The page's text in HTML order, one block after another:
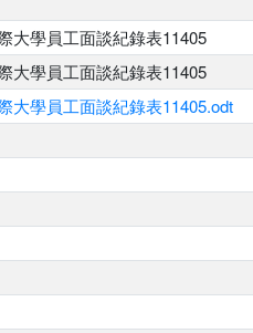
大學員工面談紀錄表11405
大學員工面談紀錄表11405
大學員工面談紀錄表11405.odt